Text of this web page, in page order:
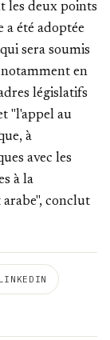
les deux points
été adoptée
sera soumis
en
législatifs
"l'appel au
à
avec les
à la
conclut
LINKEDIN